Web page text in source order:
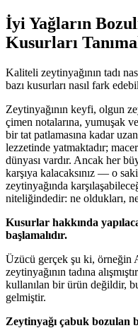
İyi Yağların
Kusurları
Kaliteli zeytinyağının tadı
bazı kusurları nasıl fark
Zeytinyağının keyfi, olgun
çimen notalarına, yumuşak
bir tat patlamasına kadar
lezzetinde yatmaktadır;
dünyası vardır. Ancak her
karşıya kalacaksınız — o
zeytinyağında
niteliğindedir: ne oldukları,
Kusurlar hakkında
başlamalıdır.
Üzücü gerçek şu ki, örneğin
zeytinyağının tadına
kullanılan bir ürün değildir,
gelmiştir.
Zeytinyağı çabuk bozulan